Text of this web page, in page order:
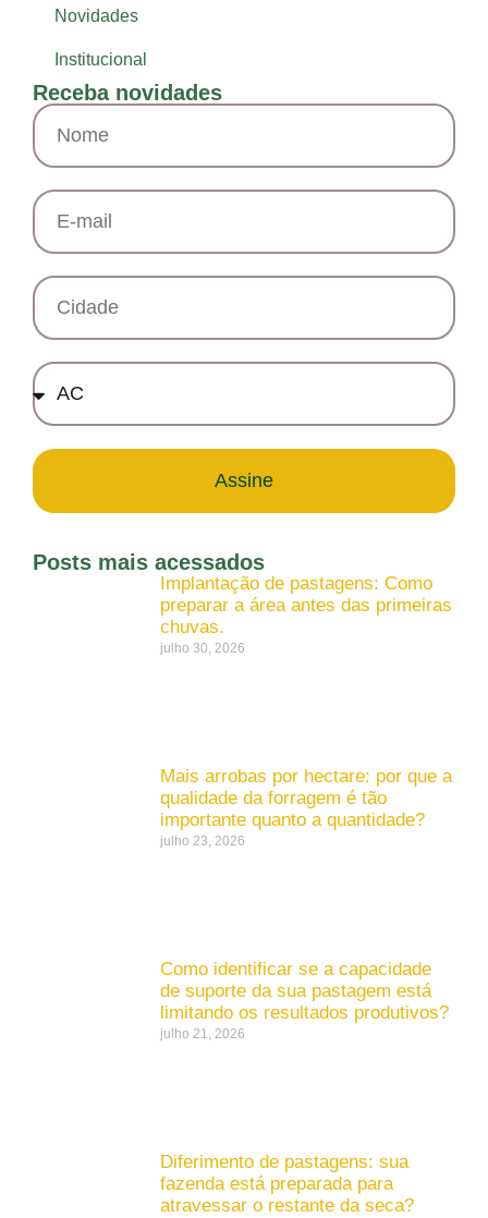
Novidades
Institucional
Receba novidades
Assine
Posts mais acessados
Implantação de pastagens: Como
preparar a área antes das primeiras
chuvas.
julho 30, 2026
Mais arrobas por hectare: por que a
qualidade da forragem é tão
importante quanto a quantidade?
julho 23, 2026
Como identificar se a capacidade
de suporte da sua pastagem está
limitando os resultados produtivos?
julho 21, 2026
Diferimento de pastagens: sua
fazenda está preparada para
atravessar o restante da seca?